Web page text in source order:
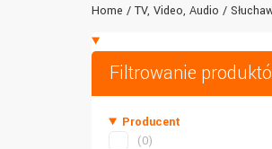
Home TV, Video, Audio
Filtrowanie
Producent
(0)